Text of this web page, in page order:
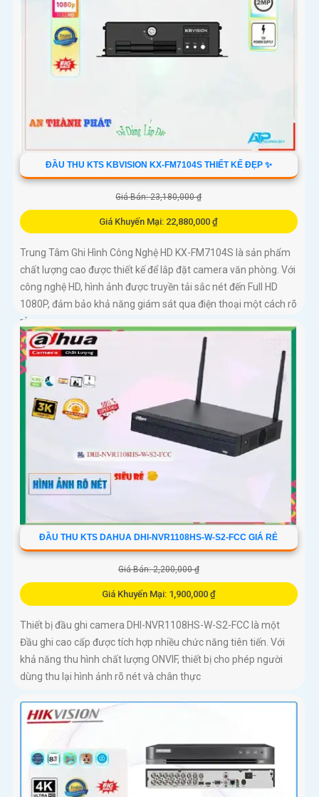
ĐẦU THU KTS KBVISION KX-FM7104S THIẾT KẾ ĐẸP ✨
Giá Bán: 23,180,000 ₫
Giá Khuyến Mại: 22,880,000 ₫
Trung Tâm Ghi Hình Công Nghệ HD KX-FM7104S là sản phẩm
chất lượng cao được thiết kế để lắp đặt camera văn phòng. Với
công nghệ HD, hình ảnh được truyền tải sắc nét đến Full HD
1080P, đảm bảo khả năng giám sát qua điện thoại một cách rõ
ràng
ĐẦU THU KTS DAHUA DHI-NVR1108HS-W-S2-FCC GIÁ RẺ
Giá Bán: 2,200,000 ₫
Giá Khuyến Mại: 1,900,000 ₫
Thiết bị đầu ghi camera DHI-NVR1108HS-W-S2-FCC là một
Đầu ghi cao cấp được tích hợp nhiều chức năng tiên tiến. Với
khả năng thu hình chất lượng ONVIF, thiết bị cho phép người
dùng thu lại hình ảnh rõ nét và chân thực